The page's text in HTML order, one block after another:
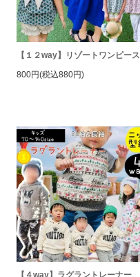
【１２way】リゾートワンピース
800円(税込880円)
【４way】ラグラントレーナー